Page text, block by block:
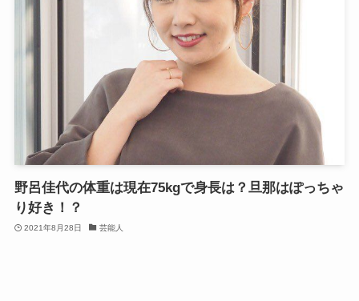
野呂佳代の体重は現在75kgで身長は？旦那はぽっちゃ
り好き！？
2021年8月28日 芸能人